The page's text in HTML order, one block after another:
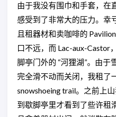
由于我没有围巾和手套，在
感受到了非常大的压力。幸
且租器材和卖咖啡的
口不远，而 Lac-aux-Castor
脚亭门外的 “河狸湖”。由于
完全滑不动而关闭，我租了
snowshoeing trail。之前上
到歇脚亭里才看到了些许租